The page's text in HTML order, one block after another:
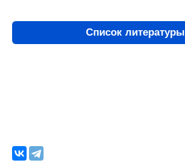
Список литературы